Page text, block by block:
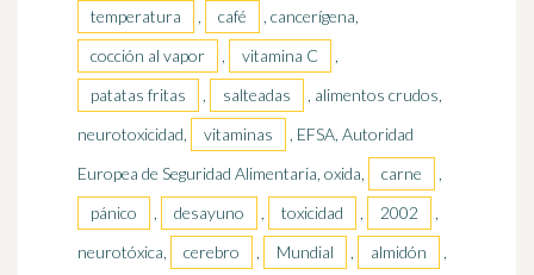
temperatura
, café
, cancerígena,
cocción al vapor
, vitamina C
,
patatas fritas
, salteadas
, alimentos crudos,
neurotoxicidad,
vitaminas
, EFSA, Autoridad
Europea de Seguridad Alimentaria, oxida,
carne
,
pánico
, desayuno , toxicidad , 2002
,
neurotóxica,
cerebro , Mundial , almidón
,